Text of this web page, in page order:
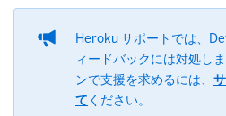
Heroku サポートでは、
ィードバックには対処し
ンで支援を求めるには、
て ​ください。